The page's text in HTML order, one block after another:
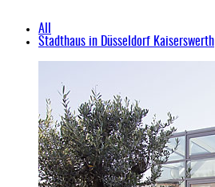
All
Stadthaus in Düsseldorf Kaiserswerth